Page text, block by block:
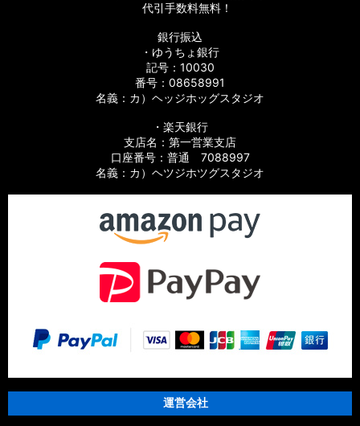
代引手数料無料！
銀行振込
・ゆうちょ銀行
記号：10030
番号：08658991
名義：カ）ヘッジホッグスタジオ
・楽天銀行
支店名：第一営業支店
口座番号：普通 7088997
名義：カ）ヘツジホツグスタジオ
運営会社